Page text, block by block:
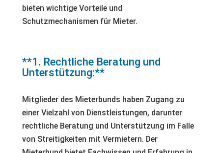
bieten wichtige Vorteile und
Schutzmechanismen für Mieter.
**1. Rechtliche Beratung und
Unterstützung:**
Mitglieder des Mieterbunds haben Zugang zu
einer Vielzahl von Dienstleistungen, darunter
rechtliche Beratung und Unterstützung im Falle
von Streitigkeiten mit Vermietern. Der